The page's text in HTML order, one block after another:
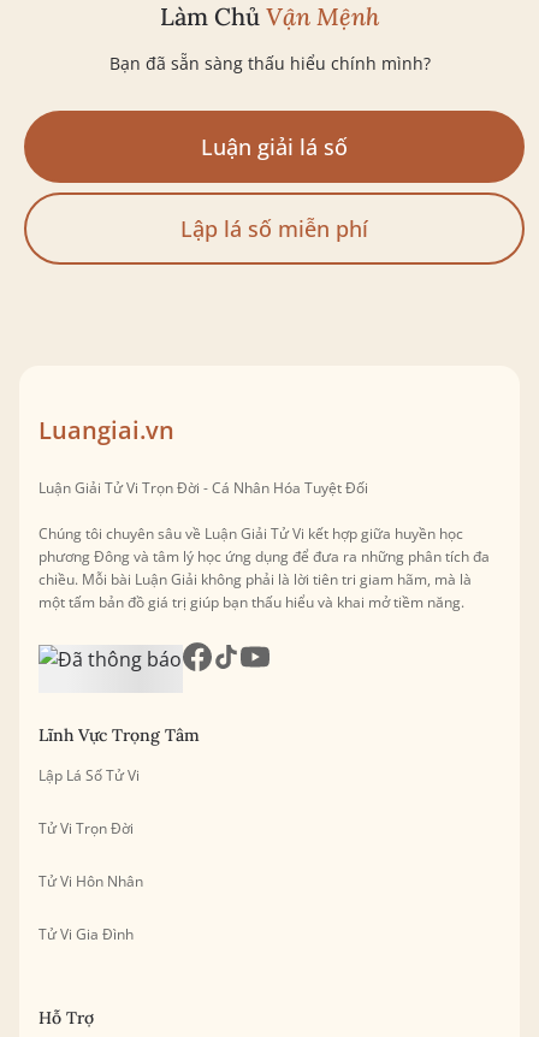
Làm Chủ Vận Mệnh
Bạn đã sẵn sàng thấu hiểu chính mình?
Luận giải lá số
Lập lá số miễn phí
Luangiai.vn
Luận Giải Tử Vi Trọn Đời - Cá Nhân Hóa Tuyệt Đối
Chúng tôi chuyên sâu về Luận Giải Tử Vi kết hợp giữa huyền học
phương Đông và tâm lý học ứng dụng để đưa ra những phân tích đa
chiều. Mỗi bài Luận Giải không phải là lời tiên tri giam hãm, mà là
một tấm bản đồ giá trị giúp bạn thấu hiểu và khai mở tiềm năng.
Lĩnh Vực Trọng Tâm
Lập Lá Số Tử Vi
Tử Vi Trọn Đời
Tử Vi Hôn Nhân
Tử Vi Gia Đình
Hỗ Trợ